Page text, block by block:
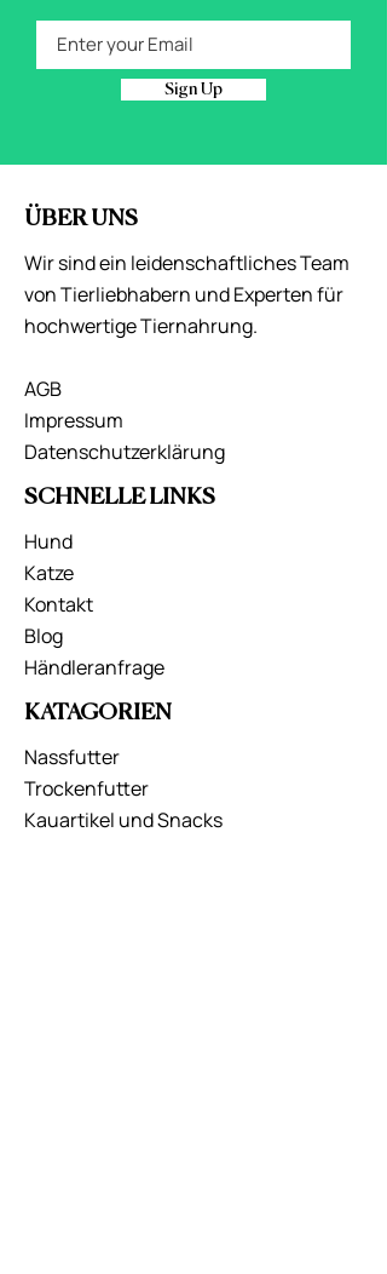
Sign Up
ÜBER UNS
Wir sind ein leidenschaftliches Team
von Tierliebhabern und Experten für
hochwertige Tiernahrung.
AGB
Impressum
Datenschutzerklärung
SCHNELLE LINKS
Hund
Katze
Kontakt
Blog
Händleranfrage
KATAGORIEN
Nassfutter
Trockenfutter
Kauartikel und Snacks